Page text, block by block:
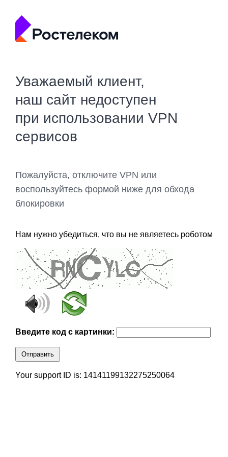
Уважаемый клиент,
наш сайт недоступен
при использовании VPN
сервисов
Пожалуйста, отключите VPN или
воспользуйтесь формой ниже для обхода
блокировки
Нам нужно убедиться, что вы не являетесь роботом
Введите код с картинки:
Отправить
Your support ID is: 14141199132275250064